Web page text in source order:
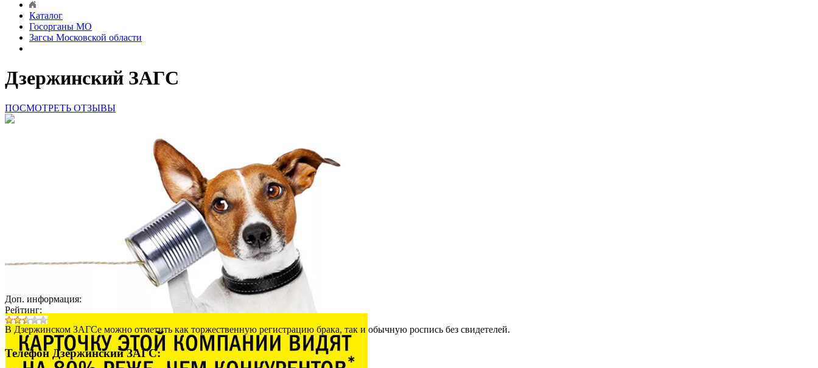
Каталог
Госорганы МО
Загсы Московской области
Дзержинский ЗАГС
ПОСМОТРЕТЬ ОТЗЫВЫ
Доп. информация:
Рейтинг:
В Дзержинском ЗАГСе можно отметить как торжественную регистрацию брака, так и обычную роспись без свидетелей.
Телефон Дзержинский ЗАГС: